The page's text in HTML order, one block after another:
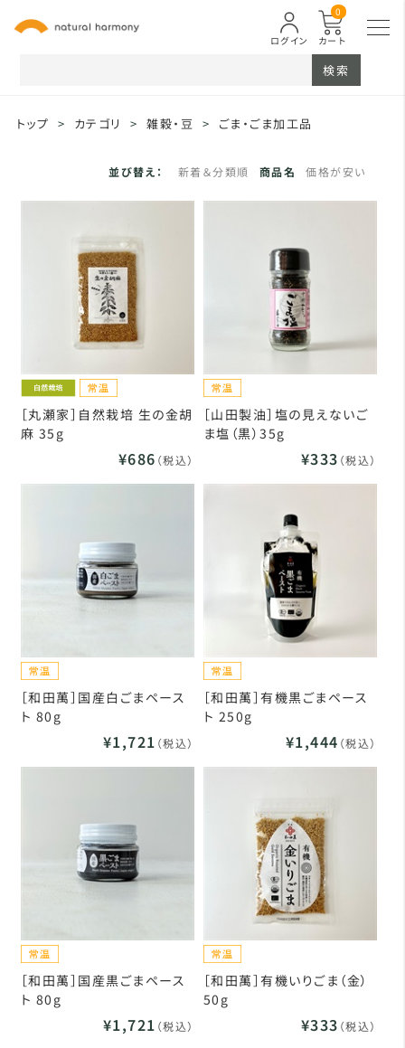
カート
0
ログイン
検索
トップ > カテゴリ > 雑穀・豆 > ごま・ごま加工品
並び替え： 新着＆分類順 商品名 価格が安い
［丸瀬家］自然栽培 生の金胡
麻 35g
¥686 （税込）
［山田製油］塩の見えないご
ま塩（黒）35g
¥333 （税込）
［和田萬］国産白ごまペース
ト 80g
¥1,721 （税込）
［和田萬］有機黒ごまペース
ト 250g
¥1,444 （税込）
［和田萬］国産黒ごまペース
ト 80g
¥1,721 （税込）
［和田萬］有機いりごま（金）
50g
¥333 （税込）